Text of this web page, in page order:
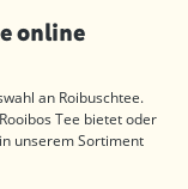
online
an Roibuschtee.
Tee bietet oder
unserem Sortiment